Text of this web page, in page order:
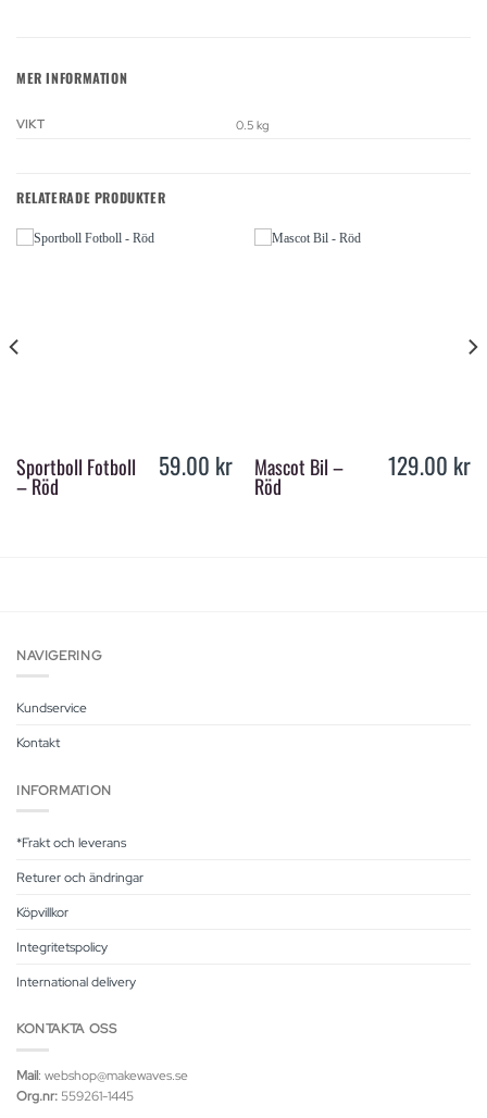
MER INFORMATION
VIKT 0.5 kg
RELATERADE PRODUKTER
Sportboll Fotboll
– Röd
59.00 kr Mascot Bil –
Röd
129.00 kr
NAVIGERING
Kundservice
Kontakt
INFORMATION
*Frakt och leverans
Returer och ändringar
Köpvillkor
Integritetspolicy
International delivery
KONTAKTA OSS
Mail: webshop@makewaves.se
Org.nr: 559261-1445